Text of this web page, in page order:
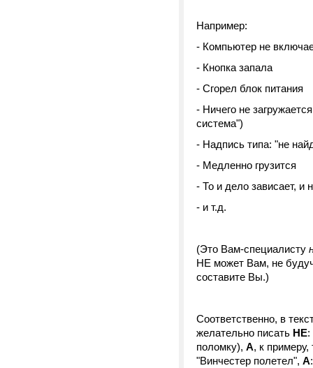
Например:
- Компьютер не
- Кнопка запала
- Сгорел блок питания
- Ничего не
система")
- Надпись типа: "не
- Медленно грузится
- То и дело зависает, и
- и т.д.
(Это Вам-специалисту
НЕ может Вам, не
составите Вы.)
Соответственно, в
желательно писать НЕ:
поломку), А, к
"Винчестер полетел", А